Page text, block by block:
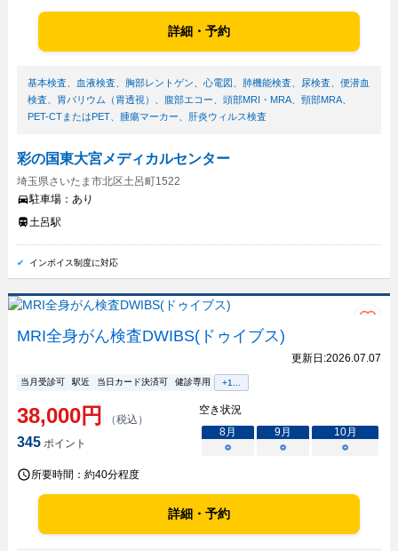
詳細・予約
基本検査、 血液検査、 胸部レントゲン、 心電図 、 肺機能検査、 尿検査、 便潜血
検査、 胃バリウム（胃透視） 、 腹部エコー、 頭部MRI・MRA、 頸部MRA、
PET-CTまたはPET、 腫瘍マーカー、 肝炎ウィルス検査
彩の国東大宮メディカルセンター
埼玉県さいたま市北区土呂町1522
駐車場： あり
土呂駅
インボイス制度に対応
MRI全身がん検査DWIBS(ドゥイブス)
更新日:2026.07.07
当月受診可 駅近 当日カード決済可 健診専用 +1...
38,000円 （税込）
345ポイント
空き状況
8月 9月 10月
○
○ ○
所要時間： 約40分程度
詳細・予約